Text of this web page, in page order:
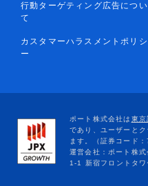
行動ターゲティング広告につい
て
カスタマーハラスメントポリシ
ー